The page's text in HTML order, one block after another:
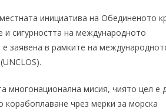
инициатива на Обединеното
сигурността на международното
заявена в рамките на
многонационална мисия, чиято цел е
чрез мерки за морска